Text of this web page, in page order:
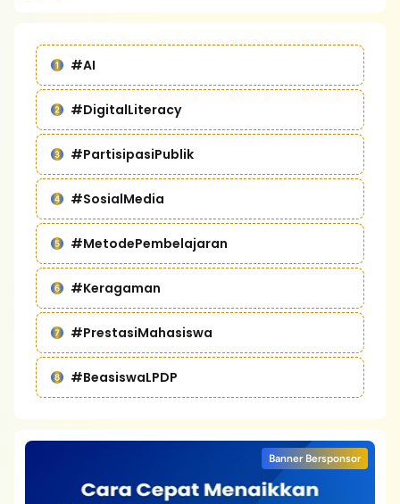
#AI
#DigitalLiteracy
#PartisipasiPublik
#SosialMedia
#MetodePembelajaran
#Keragaman
#PrestasiMahasiswa
#BeasiswaLPDP
Banner Bersponsor